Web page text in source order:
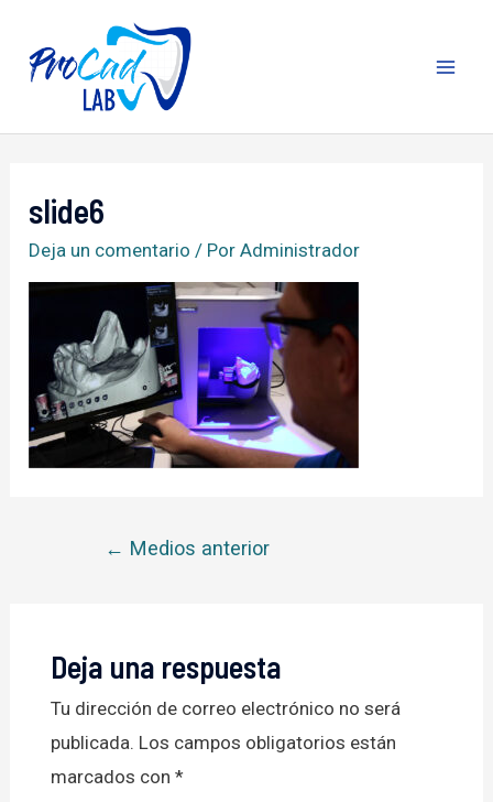
contenido
slide6
Deja un comentario / PorAdministrador
Navegación
← Medios anterior
Deja una respuesta
Tu dirección de correo electrónico no será
publicada. Los campos obligatorios están
marcados con *